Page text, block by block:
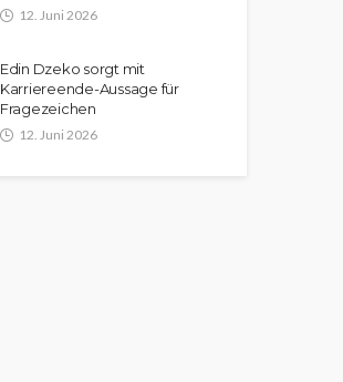
12. Juni 2026
Edin Dzeko sorgt mit
Karriereende-Aussage für
Fragezeichen
12. Juni 2026